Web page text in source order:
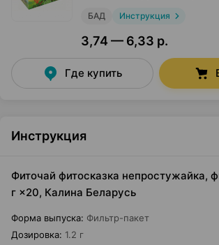
БАД Инструкция
3,74 — 6,33 р.
Где купить
Инструкция
Фиточай фитосказка непростужайка,
г ×20, Калина Беларусь
Форма выпуска: Фильтр-пакет
Дозировка: 1.2 г